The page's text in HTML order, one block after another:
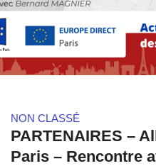
NON CLASSÉ
PARTENAIRES –
Paris – Rencontre